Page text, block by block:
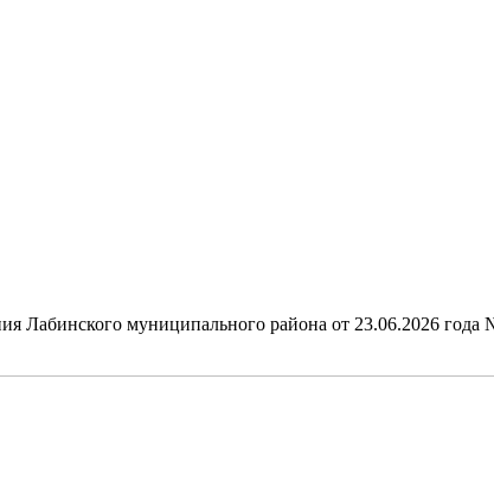
Лабинского муниципального района от 23.06.2026 года